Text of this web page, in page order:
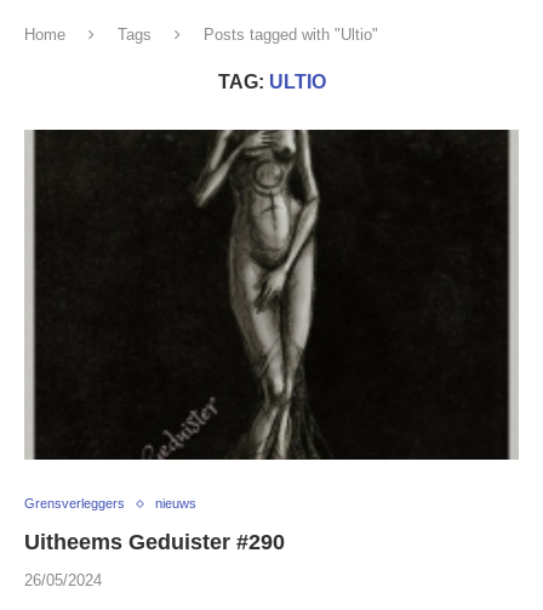
Home Tags Posts tagged with "Ultio"
TAG: ULTIO
Grensverleggers nieuws
Uitheems Geduister #290
26/05/2024